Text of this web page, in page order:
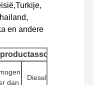
en andere
dan
Dieselpompen